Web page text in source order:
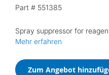
Part # 551385
Spray suppressor for
Mehr erfahren
Zum Angebot